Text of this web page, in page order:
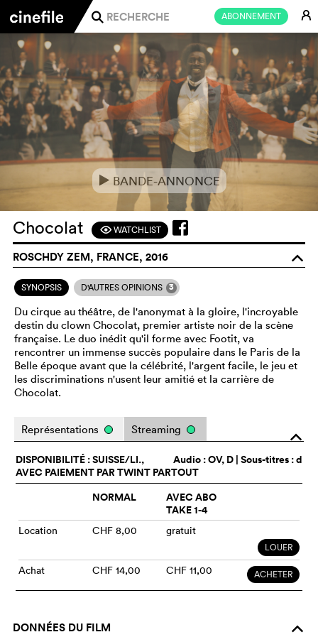
ABONNEMENT E
j
e BANDE-ANNONCE
Chocolat FWATCHLIST
ROSCHDY ZEM, FRANCE, 2016 o
SYNOPSIS D'AUTRES OPINIONS 3
Du cirque au théâtre, de l'anonymat à la gloire, l'incroyable
destin du clown Chocolat, premier artiste noir de la scène
française. Le duo inédit qu'il forme avec Footit, va
rencontrer un immense succès populaire dans le Paris de la
Belle époque avant que la célébrité, l'argent facile, le jeu et
les discriminations n'usent leur amitié et la carrière de
Chocolat.
o
Représentations Streaming
Audio :OV, D | Sous-titres : d
DISPONIBILITÉ : SUISSE/LI.,
AVEC PAIEMENT PAR TWINT PARTOUT
NORMAL
AVEC ABO
TAKE 1-4
Location CHF 8,00 gratuit
LOUER
Achat CHF 14,00 CHF 11,00 ACHETER
DONNÉES DU FILM o